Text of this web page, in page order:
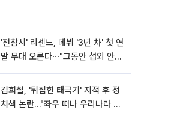
'전참시' 리센느, 데뷔 '3년 차' 첫 연
말 무대 오른다⋯"그동안 섭외 안
김희철, '뒤집힌 태극기' 지적 후 정
치색 논란…"좌우 떠나 우리나라 국